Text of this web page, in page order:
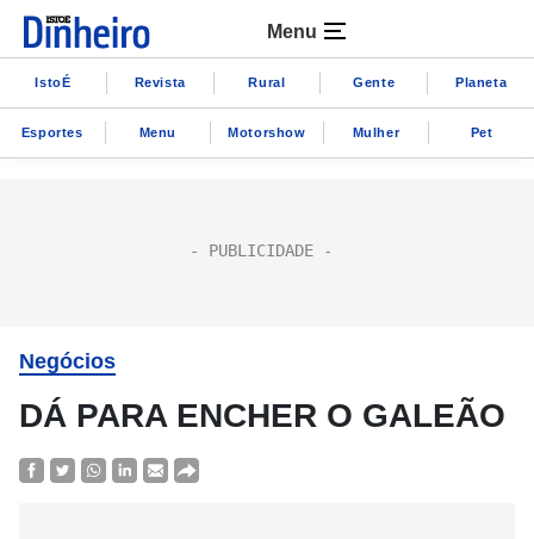
Menu
IstoÉ Revista Rural Gente Planeta
Esportes Menu Motorshow Mulher Pet
Negócios
DÁ PARA ENCHER O GALEÃO